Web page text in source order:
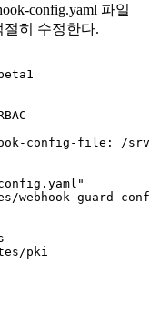
config.yaml 파일
히 수정한다.
config-file : /
"
webhook-guard-
pki